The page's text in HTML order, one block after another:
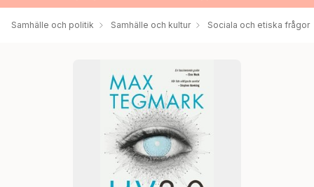
Samhälle och politik Samhälle och kultur Sociala och etiska frågor